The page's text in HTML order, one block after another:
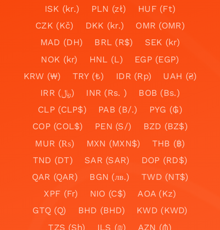
ISK (kr.)
PLN (zł)
HUF (Ft)
CZK (Kč)
DKK (kr.)
OMR (OMR)
MAD (DH)
BRL (R$)
SEK (kr)
NOK (kr)
HNL (L)
EGP (EGP)
KRW (₩)
TRY (₺) IDR (Rp)
UAH (₴)
IRR (﷼)
INR (Rs. )
BOB (Bs.)
CLP (CLP$)
PAB (B/.)
PYG (₲)
COP (COL$)
PEN (S/)
BZD (BZ$)
MUR (₨)
MXN (MXN$)
THB (฿)
TND (DT)
SAR (SAR)
DOP (RD$)
QAR (QAR)
BGN (лв.)
TWD (NT$)
XPF (Fr)
NIO (C$)
AOA (Kz)
GTQ (Q)
BHD (BHD)
KWD (KWD)
TZS (Sh)
ILS (₪)
AZN (₼)